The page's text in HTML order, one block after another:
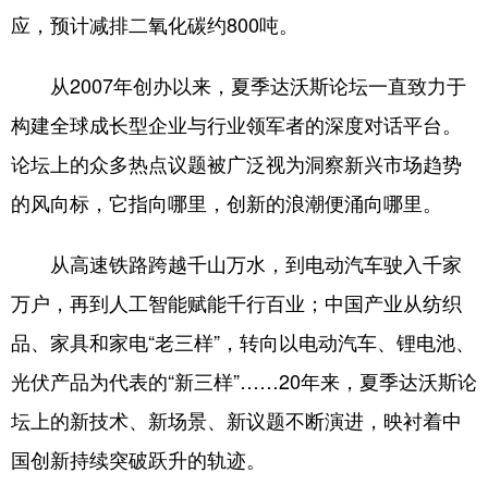
应，预计减排二氧化碳约800吨。
从2007年创办以来，夏季达沃斯论坛一直致力于
构建全球成长型企业与行业领军者的深度对话平台。
论坛上的众多热点议题被广泛视为洞察新兴市场趋势
的风向标，它指向哪里，创新的浪潮便涌向哪里。
从高速铁路跨越千山万水，到电动汽车驶入千家
万户，再到人工智能赋能千行百业；中国产业从纺织
品、家具和家电“老三样”，转向以电动汽车、锂电池、
光伏产品为代表的“新三样”……20年来，夏季达沃斯论
坛上的新技术、新场景、新议题不断演进，映衬着中
国创新持续突破跃升的轨迹。